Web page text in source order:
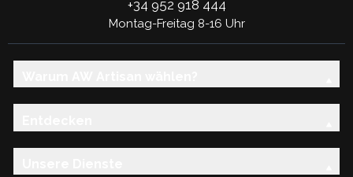
+34 952 918 444
Montag-Freitag 8-16 Uhr